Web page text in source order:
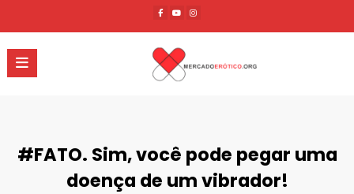
o
conteúdo
#FATO. Sim, você pode pegar uma
doença de um vibrador!